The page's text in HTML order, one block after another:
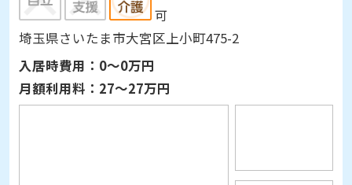
埼玉県さいたま市大宮区上小町475-2
入居時費用： 0～0万円
月額利用料： 27～27万円